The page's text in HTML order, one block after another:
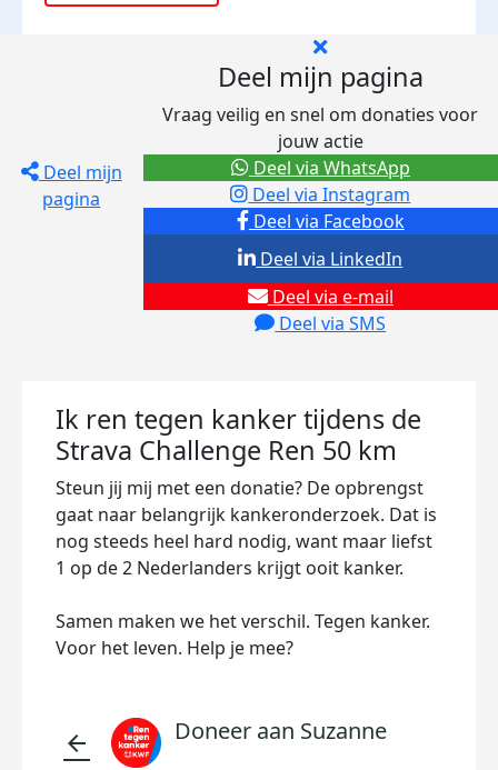
Deel mijn
pagina
Deel mijn pagina
Vraag veilig en snel om donaties voor
jouw actie
Deel via Facebook
Deel via Instagram
Deel via e-mail
Deel via SMS
Deel via LinkedIn
Deel via WhatsApp
Ik ren tegen kanker tijdens de
Strava Challenge Ren 50 km
Steun jij mij met een donatie? De opbrengst
gaat naar belangrijk kankeronderzoek. Dat is
nog steeds heel hard nodig, want maar liefst
1 op de 2 Nederlanders krijgt ooit kanker.
Samen maken we het verschil. Tegen kanker.
Voor het leven. Help je mee?
arrow_back Doneer aan Suzanne